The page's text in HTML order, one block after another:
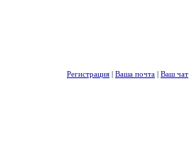
Регистрация | Ваша почта | Ваш чат